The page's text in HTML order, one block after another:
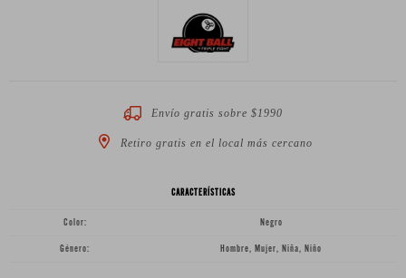
Envío gratis sobre $1990
Retiro gratis en el local más cercano
CARACTERÍSTICAS
Color Negro
Género Hombre, Mujer, Niña, Niño